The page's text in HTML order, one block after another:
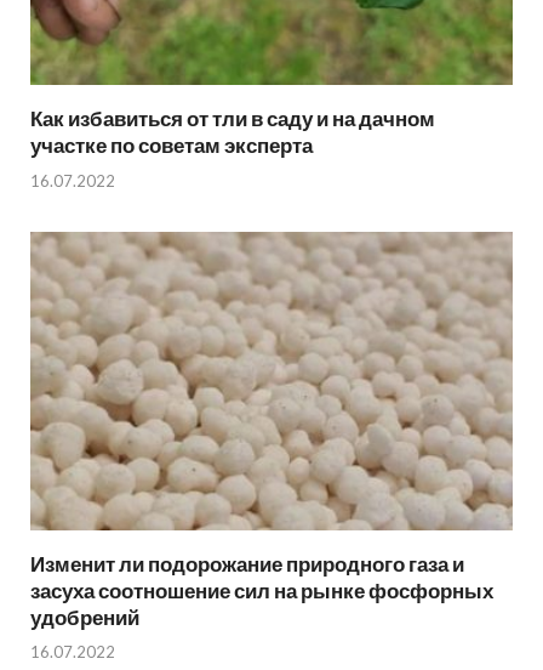
Как избавиться от тли в саду и на дачном
участке по советам эксперта
16.07.2022
Изменит ли подорожание природного газа и
засуха соотношение сил на рынке фосфорных
удобрений
16.07.2022